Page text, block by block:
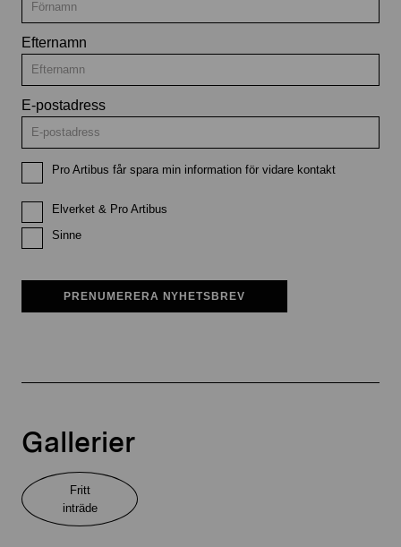
Efternamn
E-postadress
Pro Artibus får spara min information för vidare kontakt
Elverket & Pro Artibus
Sinne
PRENUMERERA NYHETSBREV
Gallerier
Fritt
inträde